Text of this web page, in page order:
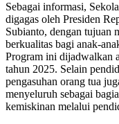
Sebagai informasi,
digagas oleh Presiden
Subianto, dengan tujuan
berkualitas bagi anak-
Program ini dijadwalkan
tahun 2025. Selain
pengasuhan orang tua
menyeluruh sebagai
kemiskinan melalui